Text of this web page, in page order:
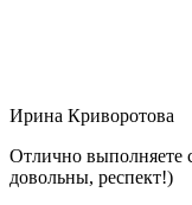
Ирина Криворотова
Отлично выполняете
довольны, респект!)